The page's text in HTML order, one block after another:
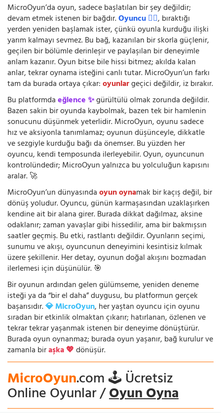
MicroOyun’da oyun, sadece başlatılan bir şey değildir;
devam etmek istenen bir bağdır.Oyuncu 🧍‍♂️, bıraktığı
yerden yeniden başlamak ister, çünkü oyunla kurduğu ilişki
yarım kalmayı sevmez. Bu bağ, kazanılan bir skorla güçlenir,
geçilen bir bölümle derinleşir ve paylaşılan bir deneyimle
anlam kazanır. Oyun bitse bile hissi bitmez; akılda kalan
anlar, tekrar oynama isteğini canlı tutar. MicroOyun’un farkı
tam da burada ortaya çıkar:oyunlargeçici değildir, iz bırakır.
Bu platformdaeğlence ✨gürültülü olmak zorunda değildir.
Bazen sakin bir oyunda kaybolmak, bazen tek bir hamlenin
sonucunu düşünmek yeterlidir. MicroOyun, oyunu sadece
hız ve aksiyonla tanımlamaz; oyunun düşünceyle, dikkatle
ve sezgiyle kurduğu bağı da önemser. Bu yüzden her
oyuncu, kendi temposunda ilerleyebilir. Oyun, oyuncunun
kontrolündedir; MicroOyun yalnızca bu yolculuğun kapısını
aralar. 🚀
MicroOyun’un dünyasındaoyun oynamak bir kaçış değil, bir
dönüş yoludur. Oyuncu, günün karmaşasından uzaklaşırken
kendine ait bir alana girer. Burada dikkat dağılmaz, aksine
odaklanır; zaman yavaşlar gibi hissedilir, ama bir bakmışsın
saatler geçmiş. Bu etki, rastlantı değildir. Oyunların seçimi,
sunumu ve akışı, oyuncunun deneyimini kesintisiz kılmak
üzere şekillenir. Her detay, oyunun doğal akışını bozmadan
ilerlemesi için düşünülür. 🎯
Bir oyunun ardından gelen gülümseme, yeniden deneme
isteği ya da “bir el daha” duygusu, bu platformun gerçek
başarısıdır.💎 MicroOyun, her yaştan oyuncu için oyunu
sıradan bir etkinlik olmaktan çıkarır; hatırlanan, özlenen ve
tekrar tekrar yaşanmak istenen bir deneyime dönüştürür.
Burada oyun oynanmaz; burada oyun yaşanır, bağ kurulur ve
zamanla biraşka 💖dönüşür.
MicroOyun.com 🕹️ Ücretsiz
Online Oyunlar /Oyun Oyna